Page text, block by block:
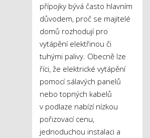
přípojky bývá často hlavním
důvodem, proč se majitelé
domů rozhodují pro
vytápění elektřinou či
tuhými palivy. Obecně lze
říci, že elektrické vytápění
pomocí sálavých panelů
nebo topných kabelů
v podlaze nabízí nízkou
pořizovací cenu,
jednoduchou instalaci a